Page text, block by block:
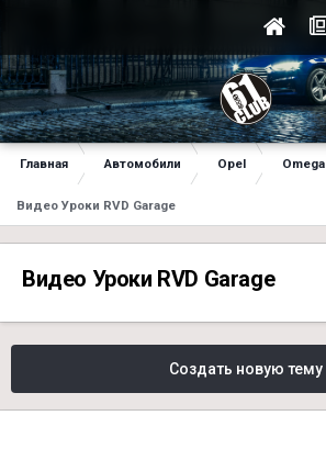
Главная Автомобили Opel Omega
Видео Уроки RVD Garage
Видео Уроки RVD Garage
Создать новую тему